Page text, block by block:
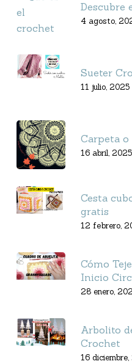
Descubre
4 agosto,
Sueter
11 julio, 2025
Carpeta o
16 abril, 2025
Cesta
gratis
12 febrero,
Cómo
Inicio
28 enero,
Arbolito
Crochet
16